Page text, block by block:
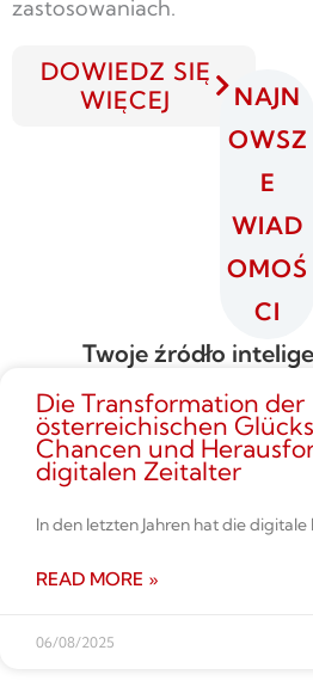
zastosowaniach.
DOWIEDZ SIĘ
WIĘCEJ
NAJN
OWSZ
E
WIAD
OMOŚ
CI
Twoje źródło
Die Transformation der
österreichischen
Chancen und
digitalen Zeitalter
In den letzten Jahren hat die
READ MORE »
06/08/2025